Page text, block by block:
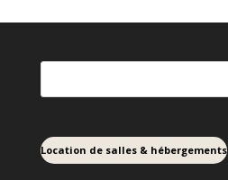
Location de salles & hébergements